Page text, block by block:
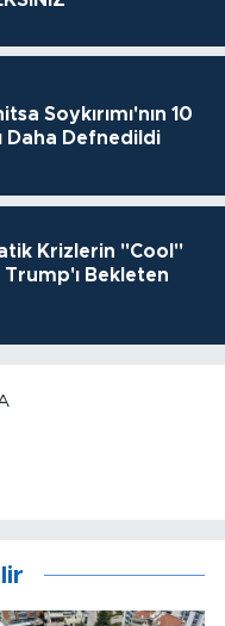
Soykırımı'nın 10
Daha Defnedildi
Krizlerin "Cool"
Bekleten